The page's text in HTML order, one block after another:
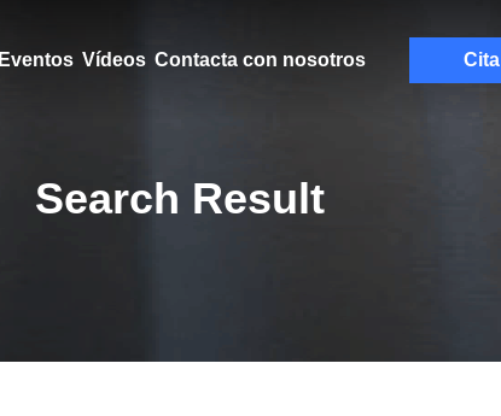
Eventos Vídeos Contacta con nosotros Cita
Search Result